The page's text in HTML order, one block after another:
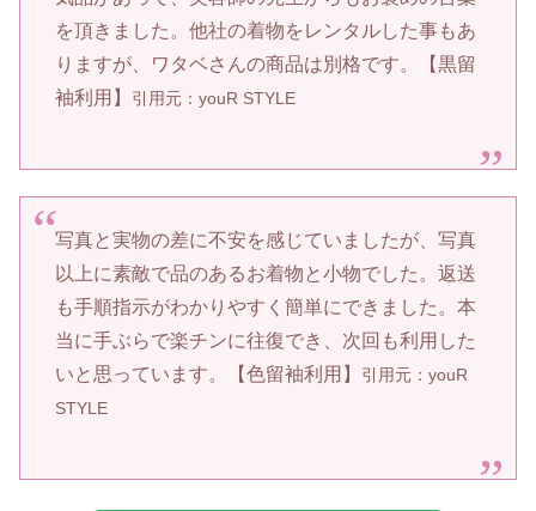
を頂きました。他社の着物をレンタルした事もあ
りますが、ワタベさんの商品は別格です。【黒留
袖利用】
引用元：youR STYLE
写真と実物の差に不安を感じていましたが、写真
以上に素敵で品のあるお着物と小物でした。返送
も手順指示がわかりやすく簡単にできました。本
当に手ぶらで楽チンに往復でき、次回も利用した
いと思っています。【色留袖利用】
引用元：youR
STYLE